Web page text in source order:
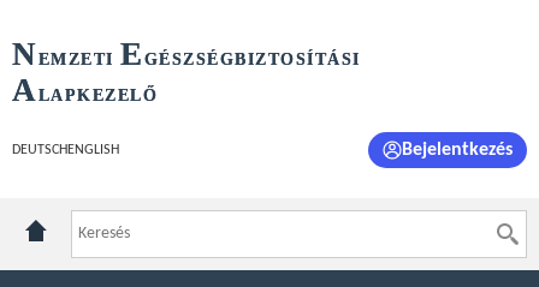
NEMZETI E GÉSZSÉGBIZTOSÍTÁSI
ALAPKEZELŐ
DEUTSCH ENGLISH Bejelentkezés